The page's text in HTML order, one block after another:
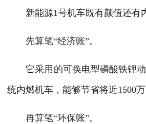
新能源1号机车既有颜值还有
先算笔“经济账”。
它采用的可换电型磷酸铁锂
统内燃机车，能够节省将近1500万
再算笔“环保账”。